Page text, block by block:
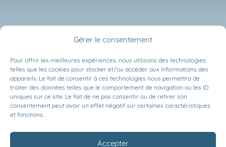
Gérer le consentement
Pour offrir les meilleures expériences, nous utilisons des technologies
telles que les cookies pour stocker et/ou accéder aux informations des
appareils. Le fait de consentir à ces technologies nous permettra de
traiter des données telles que le comportement de navigation ou les ID
uniques sur ce site. Le fait de ne pas consentir ou de retirer son
consentement peut avoir un effet négatif sur certaines caractéristiques
et fonctions.
Accepter
N’hésitez pas à m’appeler pour que nous échangions sur
Dernière mise à jour : 24/09/2025